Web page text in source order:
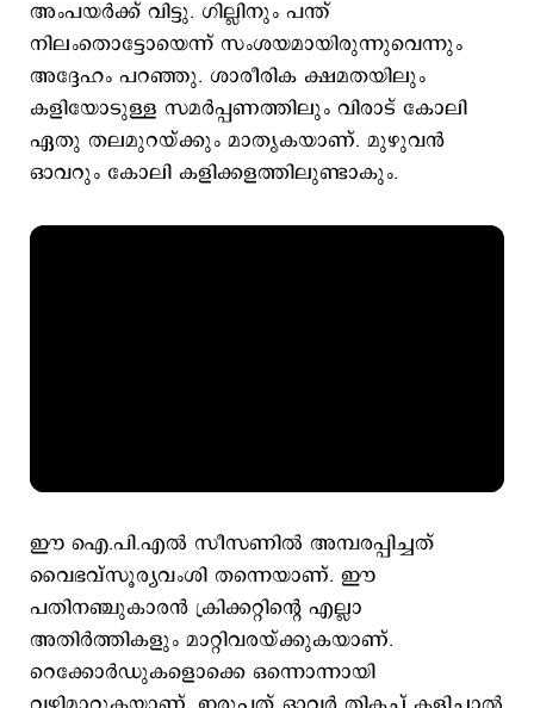
അംപയര്‍ക്ക് വിട്ടു. ഗില്ലിനും പന്ത്
നിലംതൊട്ടോയെന്ന് സംശയമായിരുന്നുവെന്നും
അദ്ദേഹം പറഞ്ഞു. ശാരീരിക ക്ഷമതയിലും
കളിയോടുള്ള സമര്‍പ്പണത്തിലും വിരാട് കോലി
ഏതു തലമുറയ്ക്കും മാതൃകയാണ്. മുഴുവന്‍
ഓവറും കോലി കളിക്കളത്തിലുണ്ടാകും.
ഈ ഐ.പി.എല്‍ സീസണില്‍ അമ്പരപ്പിച്ചത്
വൈഭവ്സൂര്യവംശി തന്നെയാണ്. ഈ
പതിനഞ്ചുകാരന്‍ ക്രിക്കറ്റിന്‍റെ എല്ലാ
അതിര്‍ത്തികളും മാറ്റിവരയ്ക്കുകയാണ്.
റെക്കോര്‍ഡുകളൊക്കെ ഒന്നൊന്നായി